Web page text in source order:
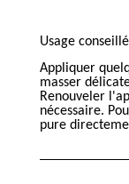
Usage conseillé
Appliquer
masser
Renouveler
nécessaire.
pure